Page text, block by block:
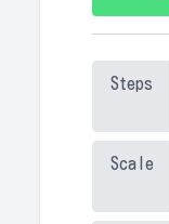
Steps
Scale